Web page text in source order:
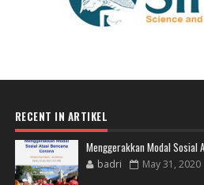
RECENT IN ARTIKEL
Menggerakkan Modal Sosial
badri May 31, 2020